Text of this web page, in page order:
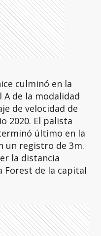
culminó en la
de la modalidad
de velocidad de
2020. El palista
último en la
un registro de 3m.
la distancia
Forest de la capital